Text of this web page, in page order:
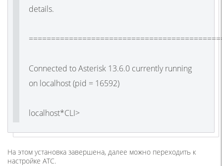
details.
Connected to Asterisk 13.6.0 currently running
on localhost (pid = 16592)
localhost*CLI>
На этом установка завершена, далее можно переходить к
настройке АТС.